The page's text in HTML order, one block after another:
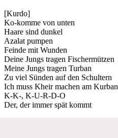
[Kurdo]
Ko-komme von unten
Haare sind dunkel
Azalat pumpen
Feinde mit Wunden
Deine Jungs tragen Fischermützen
Meine Jungs tragen Turban
Zu viel Sünden auf den Schultern
Ich muss Kheir machen am Kurban
K-K-, K-U-R-D-O
Der, der immer spät kommt